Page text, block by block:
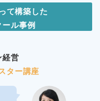
て構築した
ール事例
経営
ター講座